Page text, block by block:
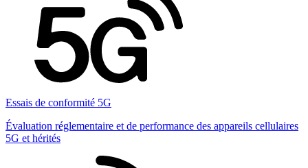
Essais de conformité 5G
Évaluation réglementaire et de performance des appareils cellulaires
5G et hérités